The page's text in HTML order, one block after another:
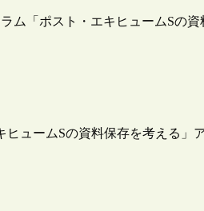
ム「ポスト・エキヒュームSの
ュームSの資料保存を考える」